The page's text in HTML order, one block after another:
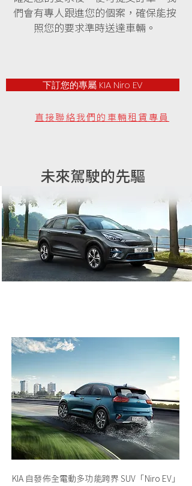
們會有專人跟進您的個案，確保能按
照您的要求準時送達車輛。
下訂您的專屬 KIA Niro EV
直接聯絡我們的車輛租賃專員
未來駕駛的先驅
KIA 自發佈全電動多功能跨界 SUV「Niro EV」